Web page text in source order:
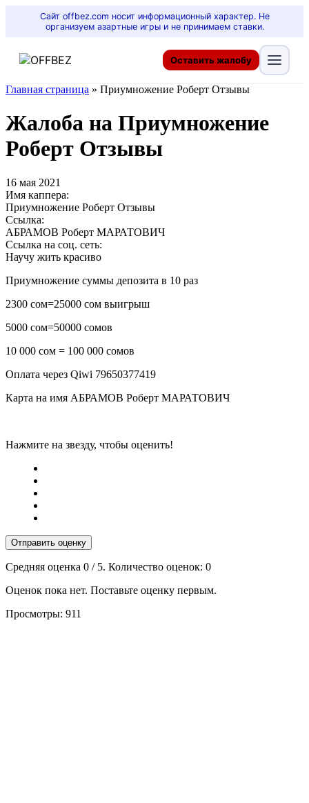
Сайт offbez.com носит информационный характер. Не
организуем азартные игры и не принимаем ставки.
Оставить жалобу
Главная страница » Приумножение Роберт Отзывы
Жалоба на Приумножение
Роберт Отзывы
16 мая 2021
Имя каппера:
Приумножение Роберт Отзывы
Ссылка:
АБРАМОВ Роберт МАРАТОВИЧ
Ссылка на соц. сеть:
Научу жить красиво
Приумножение суммы депозита в 10 раз
2300 сом=25000 сом выигрыш
5000 сом=50000 сомов
10 000 сом = 100 000 сомов
Оплата через Qiwi 79650377419
Карта на имя АБРАМОВ Роберт МАРАТОВИЧ
Нажмите на звезду, чтобы оценить!
Отправить оценку
Средняя оценка 0 / 5. Количество оценок: 0
Оценок пока нет. Поставьте оценку первым.
Просмотры: 911